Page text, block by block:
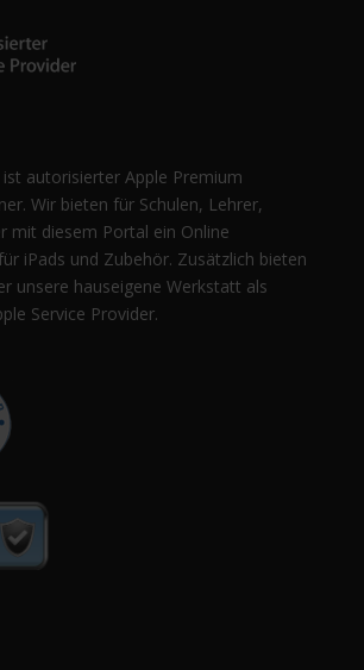
ist autorisierter Apple Premium
Wir bieten für Schulen, Lehrer,
mit diesem Portal ein Online
iPads und Zubehör. Zusätzlich bieten
unsere hauseigene Werkstatt als
Service Provider.